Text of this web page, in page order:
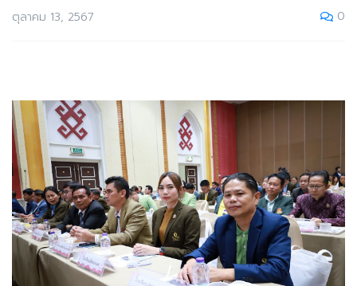
ตุลาคม 13, 2567 0